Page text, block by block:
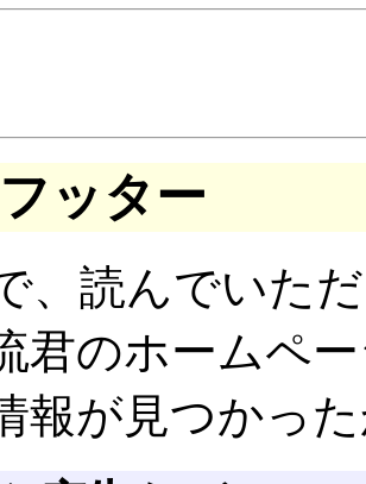
ッター
、読んでいた
君のホームペ
報が見つかっ